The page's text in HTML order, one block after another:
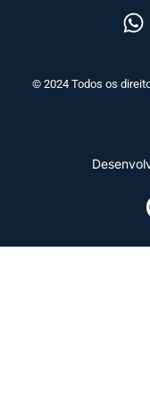
© 2024 Todos os